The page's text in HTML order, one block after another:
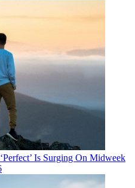
Is Surging On Midweek